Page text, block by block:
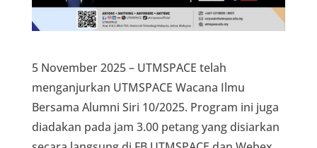
5 November 2025 – UTMSPACE telah
menganjurkan UTMSPACE Wacana Ilmu
Bersama Alumni Siri 10/2025. Program ini juga
diadakan pada jam 3.00 petang yang disiarkan